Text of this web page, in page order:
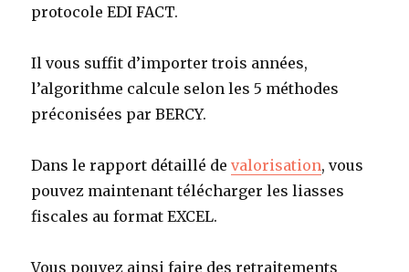
protocole EDI FACT.
Il vous suffit d’importer trois années,
l’algorithme calcule selon les 5 méthodes
préconisées par BERCY.
Dans le rapport détaillé devalorisation, vous
pouvez maintenant télécharger les liasses
fiscales au format EXCEL.
Vous pouvez ainsi faire des retraitements